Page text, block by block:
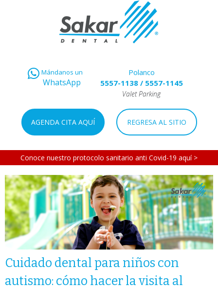
Mándanos un
WhatsApp
Polanco
5557-1138/ 5557-1145
Valet Parking
AGENDA CITA AQUÍ REGRESA AL SITIO
Conoce nuestro protocolo sanitario anti Covid-19 aquí >
Cuidado dental para niños con
autismo: cómo hacer la visita al